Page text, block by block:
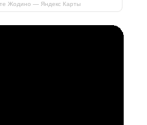
Жодино — Яндекс Карты